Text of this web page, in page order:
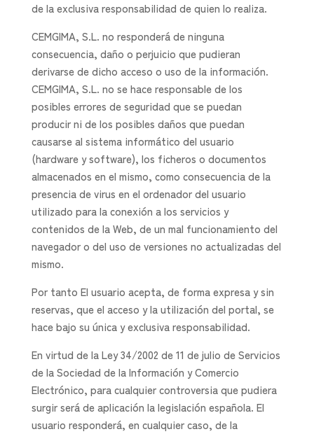
de la exclusiva responsabilidad de quien lo realiza.
CEMGIMA, S.L. no responderá de ninguna
consecuencia, daño o perjuicio que pudieran
derivarse de dicho acceso o uso de la información.
CEMGIMA, S.L. no se hace responsable de los
posibles errores de seguridad que se puedan
producir ni de los posibles daños que puedan
causarse al sistema informático del usuario
(hardware y software), los ficheros o documentos
almacenados en el mismo, como consecuencia de la
presencia de virus en el ordenador del usuario
utilizado para la conexión a los servicios y
contenidos de la Web, de un mal funcionamiento del
navegador o del uso de versiones no actualizadas del
mismo.
Por tanto El usuario acepta, de forma expresa y sin
reservas, que el acceso y la utilización del portal, se
hace bajo su única y exclusiva responsabilidad.
En virtud de la Ley 34/2002 de 11 de julio de Servicios
de la Sociedad de la Información y Comercio
Electrónico, para cualquier controversia que pudiera
surgir será de aplicación la legislación española. El
usuario responderá, en cualquier caso, de la